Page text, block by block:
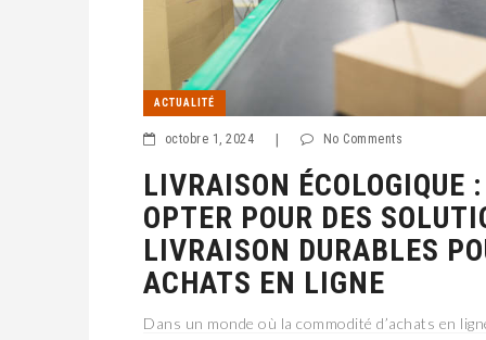
ACTUALITÉ
octobre 1, 2024 No Comments
LIVRAISON ÉCOLOGIQUE
OPTER POUR DES
LIVRAISON DURABLES
ACHATS EN LIGNE
Dans un monde où la commodité d’achats en